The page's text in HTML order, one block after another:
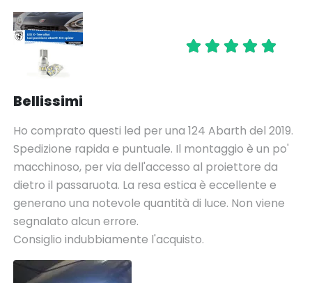
Bellissimi
Ho comprato questi led per una 124 Abarth del 2019.
Spedizione rapida e puntuale. Il montaggio è un po'
macchinoso, per via dell'accesso al proiettore da
dietro il passaruota. La resa estica è eccellente e
generano una notevole quantità di luce. Non viene
segnalato alcun errore.
Consiglio indubbiamente l'acquisto.